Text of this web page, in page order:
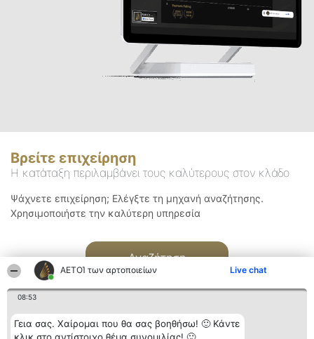
ΑΕΤΟΊ των αρτοποιείων Live chat
08:53
Γεια σας. Χαίρομαι που θα σας βοηθήσω! 🙂 Κάντε
Βρείτε επιχείρηση
Η κατάταξη περιλαμβάνει τους καλύτερους στον κλάδο
Ψάχνετε επιχείρηση; Ελέγξτε τη μηχανή αναζήτησης.
Χρησιμοποιήστε την καλύτερη υπηρεσία
Αναζήτηση